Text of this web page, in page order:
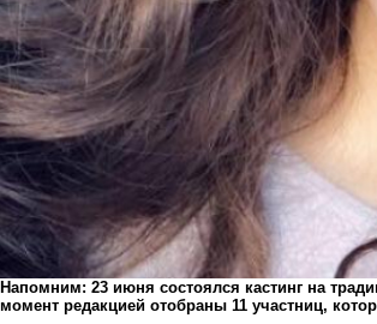
Напомним: 23 июня состоялся кастинг на
момент редакцией отобраны 11 участниц,